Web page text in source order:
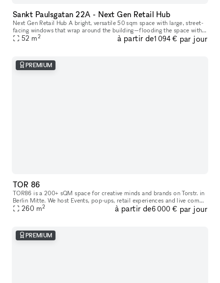
Sankt Paulsgatan 22A - Next Gen Retail Hub
Next Gen Retail Hub A bright, versatile 50 sqm space with large, street-
facing windows that wrap around the building—flooding the space with
natural light and offering maximum visibility. Welcome to
52 m2 à partir de1 094 € par jour
PREMIUM
TOR 86
TOR86 is a 200+ sQM space for creative minds and brands on Torstr. in
Berlin Mitte. We host Events, pop-ups, retail experiences and live comms
activities. Located in direct neighborhood to Supreme,
260 m2 à partir de6 000 € par jour
PREMIUM